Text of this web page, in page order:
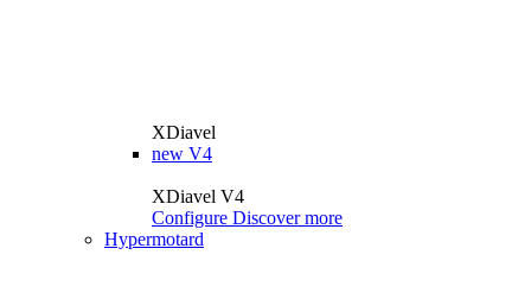
XDiavel
new V4
XDiavel V4
Configure Discover more
Hypermotard